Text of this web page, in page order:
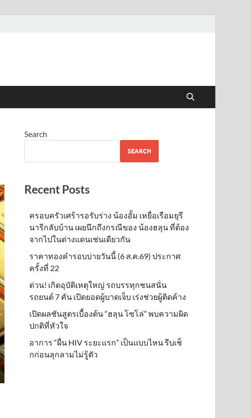
Search
SEARCH
Recent Posts
ครอบครัวเศร้ารอรับร่าง น้องอั้ม เหยื่อเรือมยุรี
นารีกลับบ้าน เผยนึกถึงกรณีของ น้องฮลุน ที่ต้อง
จากไปในต่างแดนเช่นเดียวกัน
ราคาทองคำรอบบ่ายวันนี้ (6 ส.ค.69) ประกาศ
ครั้งที่ 22
ด่วน! เกิดอุบัติเหตุใหญ่ รถบรรทุกชนสนั่น
รถยนต์ 7 คัน เปิดยอดผู้บาดเจ็บ เร่งช่วยผู้ติดค้าง
เปิดผลชันสูตรเบื้องต้น “ฮลุน โซโล่” พบความผิด
ปกติที่หัวใจ
อาการ “ผื่น HIV ระยะแรก” เป็นแบบไหน รีบเช็
กก่อนลุกลามไม่รู้ตัว